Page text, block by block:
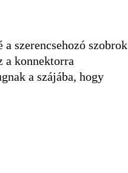
szerencsehozó szobrok
a konnektorra
a szájába, hogy